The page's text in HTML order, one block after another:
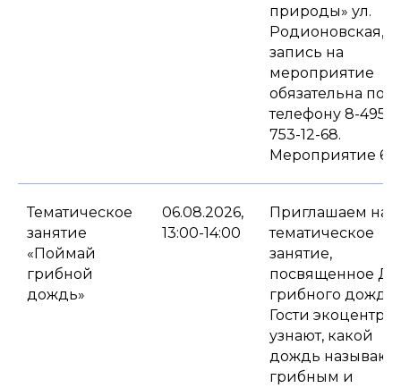
природы» ул.
Родионовская,
запись на
мероприятие
обязательна по
телефону 8-495-
753-12-68.
Мероприятие 6+.
Тематическое
занятие
«Поймай
грибной
дождь»
06.08.2026,
13:00-14:00
Приглашаем на
тематическое
занятие,
посвященное
грибного дождя.
Гости экоцентра
узнают, какой
дождь называют
грибным и